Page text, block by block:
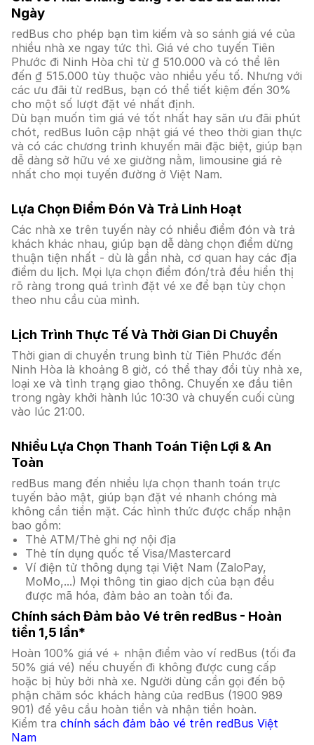
Ngày
redBus cho phép bạn tìm kiếm và so sánh giá vé của
nhiều nhà xe ngay tức thì. Giá vé cho tuyến Tiên
Phước đi Ninh Hòa chỉ từ ₫ 510.000 và có thể lên
đến ₫ 515.000 tùy thuộc vào nhiều yếu tố. Nhưng với
các ưu đãi từ redBus, bạn có thể tiết kiệm đến 30%
cho một số lượt đặt vé nhất định.
Dù bạn muốn tìm giá vé tốt nhất hay săn ưu đãi phút
chót, redBus luôn cập nhật giá vé theo thời gian thực
và có các chương trình khuyến mãi đặc biệt, giúp bạn
dễ dàng sở hữu vé xe giường nằm, limousine giá rẻ
nhất cho mọi tuyến đường ở Việt Nam.
Lựa Chọn Điểm Đón Và Trả Linh Hoạt
Các nhà xe trên tuyến này có nhiều điểm đón và trả
khách khác nhau, giúp bạn dễ dàng chọn điểm dừng
thuận tiện nhất - dù là gần nhà, cơ quan hay các địa
điểm du lịch. Mọi lựa chọn điểm đón/trả đều hiển thị
rõ ràng trong quá trình đặt vé xe để bạn tùy chọn
theo nhu cầu của mình.
Lịch Trình Thực Tế Và Thời Gian Di Chuyển
Thời gian di chuyển trung bình từ Tiên Phước đến
Ninh Hòa là khoảng 8 giờ, có thể thay đổi tùy nhà xe,
loại xe và tình trạng giao thông. Chuyến xe đầu tiên
trong ngày khởi hành lúc 10:30 và chuyến cuối cùng
vào lúc 21:00.
Nhiều Lựa Chọn Thanh Toán Tiện Lợi & An
Toàn
redBus mang đến nhiều lựa chọn thanh toán trực
tuyến bảo mật, giúp bạn đặt vé nhanh chóng mà
không cần tiền mặt. Các hình thức được chấp nhận
bao gồm:
Thẻ ATM/Thẻ ghi nợ nội địa
Thẻ tín dụng quốc tế Visa/Mastercard
Ví điện tử thông dụng tại Việt Nam (ZaloPay,
MoMo,...) Mọi thông tin giao dịch của bạn đều
được mã hóa, đảm bảo an toàn tối đa.
Chính sách Đảm bảo Vé trên redBus - Hoàn
tiền 1,5 lần*
Hoàn 100% giá vé + nhận điểm vào ví redBus (tối đa
50% giá vé) nếu chuyến đi không được cung cấp
hoặc bị hủy bởi nhà xe. Người dùng cần gọi đến bộ
phận chăm sóc khách hàng của redBus (1900 989
901) để yêu cầu hoàn tiền và nhận tiền hoàn.
Kiểm tra chính sách đảm bảo vé trên redBus Việt
Nam